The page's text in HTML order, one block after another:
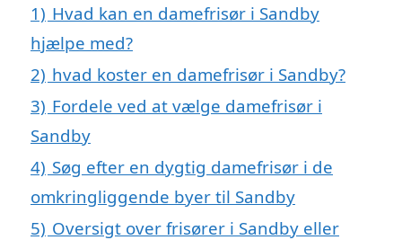
1) Hvad kan en damefrisør i Sandby
hjælpe med?
2) hvad koster en damefrisør i Sandby?
3) Fordele ved at vælge damefrisør i
Sandby
4) Søg efter en dygtig damefrisør i de
omkringliggende byer til Sandby
5) Oversigt over frisører i Sandby eller